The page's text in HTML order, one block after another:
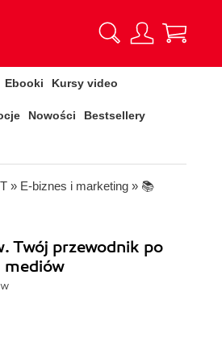
Ebooki Kursy video
Nowości Bestsellery
» E-biznes i marketing » 📚
Twój przewodnik po
mediów